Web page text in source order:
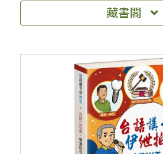
藏書閣